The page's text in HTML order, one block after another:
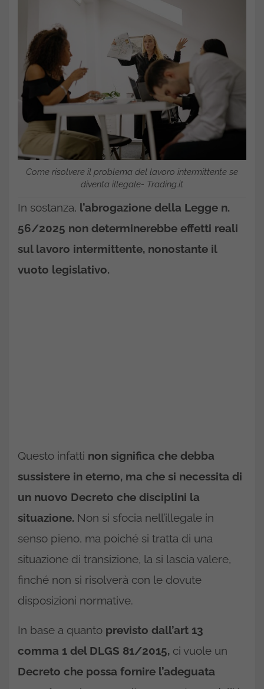
Come risolvere il problema del lavoro intermittente se
diventa illegale- Trading.it
In sostanza, l’abrogazione della Legge n.
56/2025 non determinerebbe effetti reali
sul lavoro intermittente, nonostante il
vuoto legislativo.
Questo infatti non significa che debba
sussistere in eterno, ma che si necessita di
un nuovo Decreto che disciplini la
situazione. Non si sfocia nell’illegale in
senso pieno, ma poiché si tratta di una
situazione di transizione, la si lascia valere,
finché non si risolverà con le dovute
disposizioni normative.
In base a quanto previsto dall’art 13
comma 1 del DLGS 81/2015, ci vuole un
Decreto che possa fornire l’adeguata